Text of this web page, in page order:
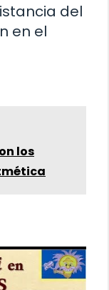
del
en el
los